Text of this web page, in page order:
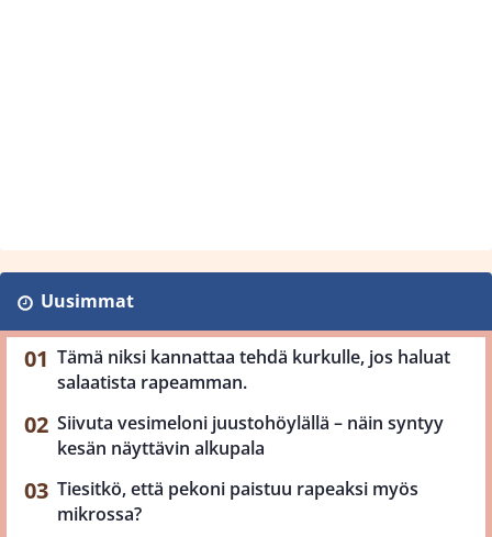
Uusimmat
Tämä niksi kannattaa tehdä kurkulle, jos haluat
salaatista rapeamman.
Siivuta vesimeloni juustohöylällä – näin syntyy
kesän näyttävin alkupala
Tiesitkö, että pekoni paistuu rapeaksi myös
mikrossa?